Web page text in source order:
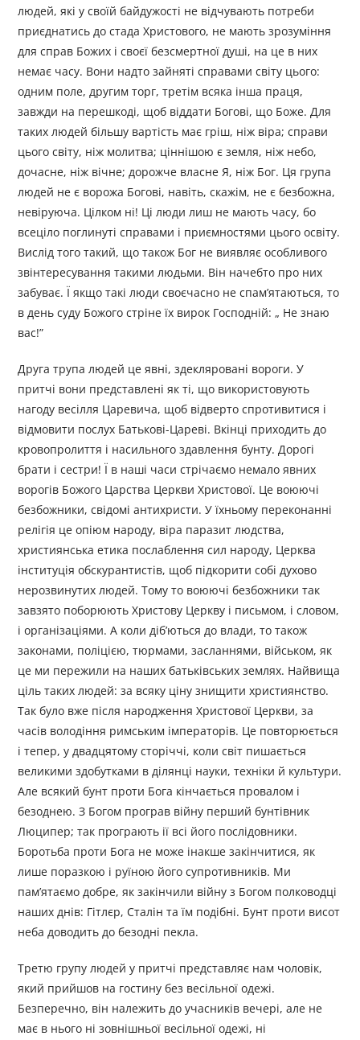
людей, які у своїй байдужості не відчувають потреби
приєднатись до стада Христового, не мають зрозуміння
для справ Божих і своєї безсмертної душі, на це в них
немає часу. Вони надто зайняті справами світу цього:
одним поле, другим торг, третім всяка інша праця,
завжди на перешкоді, щоб віддати Богові, що Боже. Для
таких людей більшу вартість має гріш, ніж віра; справи
цього світу, ніж молитва; ціннішою є земля, ніж небо,
дочасне, ніж вічне; дорожче власне Я, ніж Бог. Ця група
людей не є ворожа Богові, навіть, скажім, не є безбожна,
невіруюча. Цілком ні! Ці люди лиш не мають часу, бо
всеціло поглинуті справами і приємностями цього освіту.
Вислід того такий, що також Бог не виявляє особливого
звінтересування такими людьми. Він начебто про них
забуває. Ї якщо такі люди своєчасно не спам’ятаються, то
в день суду Божого стріне їх вирок Господній: „ Не знаю
вас!”
Друга трупа людей це явні, здекляровані вороги. У
притчі вони представлені як ті, що використовують
нагоду весілля Царевича, щоб відверто спротивитися і
відмовити послух Батькові-Цареві. Вкінці приходить до
кровопролиття і насильного здавлення бунту. Дорогі
брати і сестри! Ї в наші часи стрічаємо немало явних
ворогів Божого Царства Церкви Христової. Це воюючі
безбожники, свідомі антихристи. У їхньому переконанні
релігія це опіюм народу, віра паразит людства,
християнська етика послаблення сил народу, Церква
інституція обскурантистів, щоб підкорити собі духово
нерозвинутих людей. Тому то воюючі безбожники так
завзято поборюють Христову Церкву і письмом, і словом,
і організаціями. А коли діб’ються до влади, то також
законами, поліцією, тюрмами, засланнями, військом, як
це ми пережили на наших батьківських землях. Найвища
ціль таких людей: за всяку ціну знищити християнство.
Так було вже після народження Христової Церкви, за
часів володіння римським імператорів. Це повторюється
і тепер, у двадцятому сторіччі, коли світ пишається
великими здобутками в ділянці науки, техніки й культури.
Але всякий бунт проти Бога кінчається провалом і
безоднею. З Богом програв війну перший бунтівник
Люципер; так програють ії всі його послідовники.
Боротьба проти Бога не може інакше закінчитися, як
лише поразкою і руїною його супротивників. Ми
пам’ятаємо добре, як закінчили війну з Богом полководці
наших днів: Гітлєр, Сталін та їм подібні. Бунт проти висот
неба доводить до безодні пекла.
Третю групу людей у притчі представляє нам чоловік,
який прийшов на гостину без весільної одежі.
Безперечно, він належить до учасників вечері, але не
має в нього ні зовнішньої весільної одежі, ні